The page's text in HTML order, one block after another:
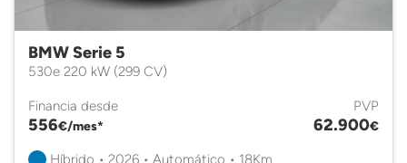
BMW Serie 5
530e 220 kW (299 CV)
Financia desde
556€/mes*
PVP
62.900€
Híbrido • 2026 • Automático • 18Km.